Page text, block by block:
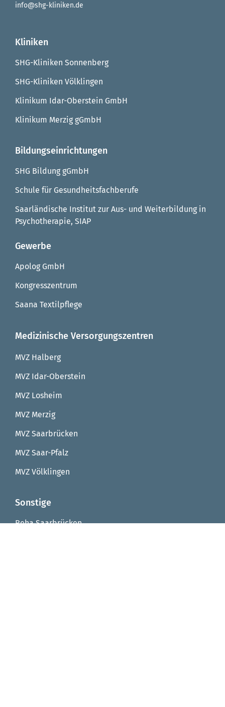
info@shg-kliniken.de
Kliniken
SHG-Kliniken Sonnenberg
SHG-Kliniken Völklingen
Klinikum Idar-Oberstein GmbH
Klinikum Merzig gGmbH
Bildungseinrichtungen
SHG Bildung gGmbH
Schule für Gesundheitsfachberufe
Saarländische Institut zur Aus- und Weiterbildung in
Psychotherapie, SIAP
Gewerbe
Apolog GmbH
Kongresszentrum
Saana Textilpflege
Medizinische Versorgungszentren
MVZ Halberg
MVZ Idar-Oberstein
MVZ Losheim
MVZ Merzig
MVZ Saarbrücken
MVZ Saar-Pfalz
MVZ Völklingen
Sonstige
Reha Saarbrücken